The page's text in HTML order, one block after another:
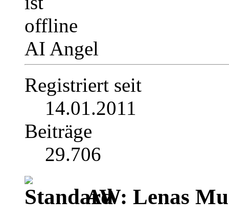
AI Angel
Registriert seit
14.01.2011
Beiträge
29.706
AW: Lenas